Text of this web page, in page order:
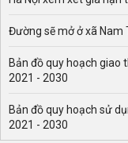
Đường sẽ mở ở xã Nam
Bản đồ quy hoạch giao
2021 - 2030
Bản đồ quy hoạch sử
2021 - 2030